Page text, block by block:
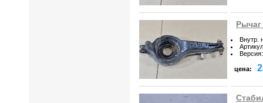
Внутр.
Артикул
Версия:
цена: